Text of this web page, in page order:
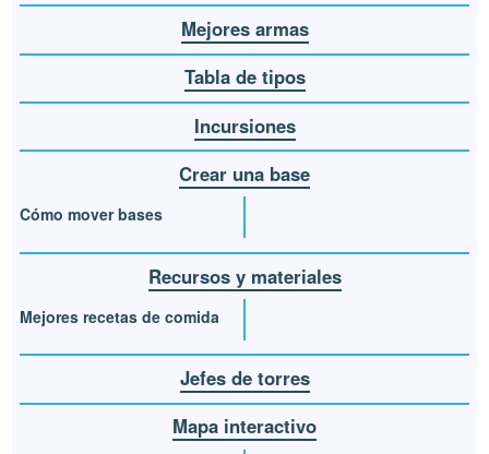
Mejores armas
Tabla de tipos
Incursiones
Crear una base
Cómo mover bases
Recursos y materiales
Mejores recetas de comida
Jefes de torres
Mapa interactivo